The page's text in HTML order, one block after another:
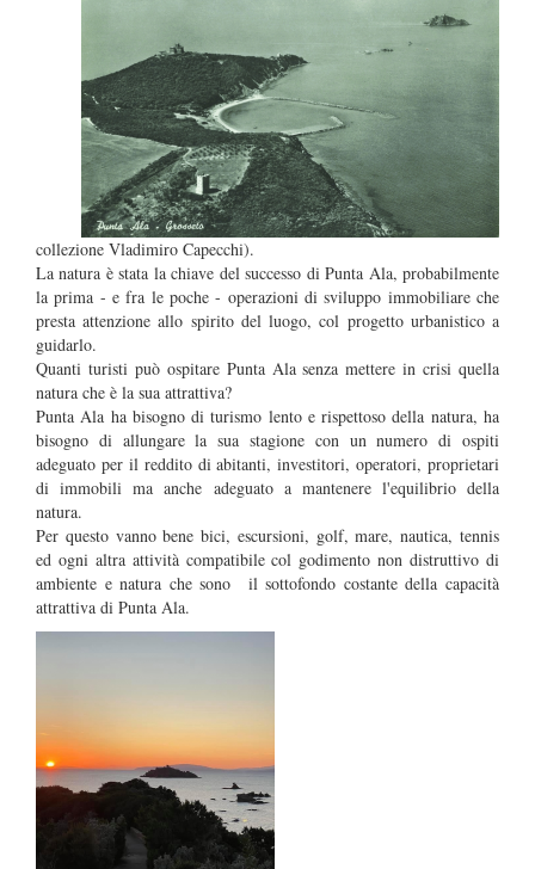
collezione Vladimiro Capecchi).
La natura è stata la chiave del successo di Punta Ala, probabilmente
la prima - e fra le poche - operazioni di sviluppo immobiliare che
presta attenzione allo spirito del luogo, col progetto urbanistico a
guidarlo.
Quanti turisti può ospitare Punta Ala senza mettere in crisi quella
natura che è la sua attrattiva?
Punta Ala ha bisogno di turismo lento e rispettoso della natura, ha
bisogno di allungare la sua stagione con un numero di ospiti
adeguato per il reddito di abitanti, investitori, operatori, proprietari
di immobili ma anche adeguato a mantenere l'equilibrio della
natura.
Per questo vanno bene bici, escursioni, golf, mare, nautica, tennis
ed ogni altra attività compatibile col godimento non distruttivo di
ambiente e natura che sono il sottofondo costante della capacità
attrattiva di Punta Ala.